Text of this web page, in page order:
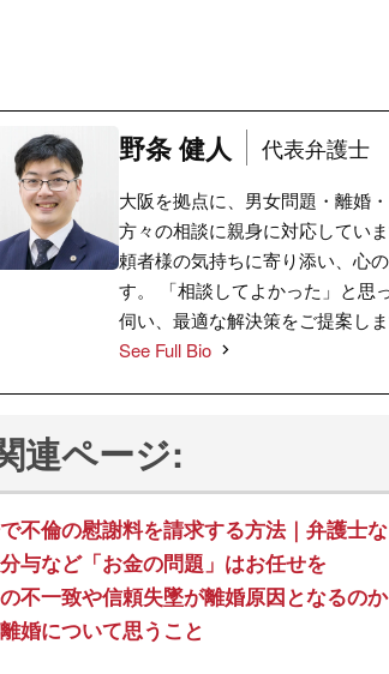
野条 健人 代表弁護士
大阪を拠点に、男女問題・離婚
方々の相談に親身に対応してい
頼者様の気持ちに寄り添い、心
す。 「相談してよかった」と思
伺い、最適な解決策をご提案し
See Full Bio
連ページ:
不倫の慰謝料を請求する方法｜弁護士
与など「お金の問題」はお任せを
不一致や信頼失墜が離婚原因となるのか
婚について思うこと